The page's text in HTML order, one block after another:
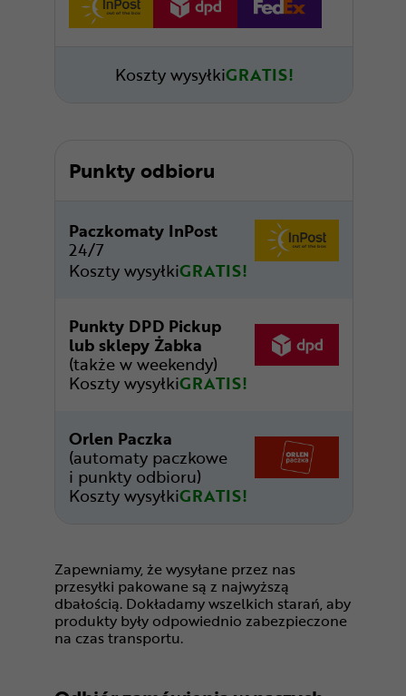
Koszty wysyłkiGRATIS!
Punkty odbioru
Paczkomaty InPost
24/7
Koszty wysyłkiGRATIS!
Punkty DPD Pickup
lub sklepy Żabka
(także w weekendy)
Koszty wysyłkiGRATIS!
Orlen Paczka
(automaty paczkowe
i punkty odbioru)
Koszty wysyłkiGRATIS!
Zapewniamy, że wysyłane przez nas
przesyłki pakowane są z najwyższą
dbałością. Dokładamy wszelkich starań, aby
produkty były odpowiednio zabezpieczone
na czas transportu.